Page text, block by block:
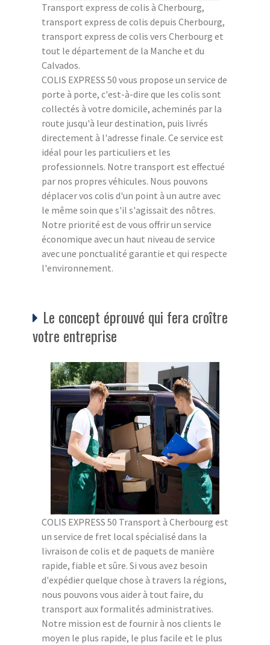
Transport express de colis à Cherbourg,
transport express de colis depuis Cherbourg,
transport express de colis vers Cherbourg et
tout le département de la Manche et du
Calvados.
COLIS EXPRESS 50 vous propose un service de
porte à porte, c'est-à-dire que les colis sont
collectés à votre domicile, acheminés par la
route jusqu'à leur destination, puis livrés
directement à l'adresse finale. Ce service est
idéal pour les particuliers et les
professionnels. Notre transport est effectué
par nos propres véhicules. Nous pouvons
déplacer vos colis d'un point à un autre avec
le même soin que s'il s'agissait des nôtres.
Notre priorité est de vous offrir un service
économique avec un haut niveau de service
avec une ponctualité garantie et qui respecte
l'environnement.
Le concept éprouvé qui fera croître
votre entreprise
COLIS EXPRESS 50 Transport à Cherbourg est
un service de fret local spécialisé dans la
livraison de colis et de paquets de manière
rapide, fiable et sûre. Si vous avez besoin
d'expédier quelque chose à travers la régions,
nous pouvons vous aider à tout faire, du
transport aux formalités administratives.
Notre mission est de fournir à nos clients le
moyen le plus rapide, le plus facile et le plus